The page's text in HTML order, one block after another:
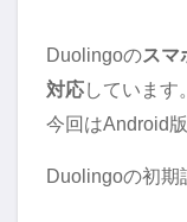
Duolingoのス
対応しています。
今回はAndroid
Duolingoの初期